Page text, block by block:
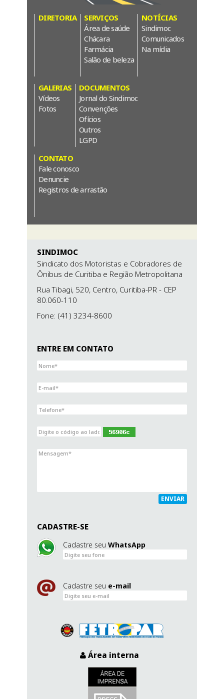
DIRETORIA
SERVIÇOS
Área de saúde
Chácara
Farmácia
Salão de beleza
NOTÍCIAS
Sindimoc
Comunicados
Na mídia
GALERIAS
Vídeos
Fotos
DOCUMENTOS
Jornal do Sindimoc
Convenções
Ofícios
Outros
LGPD
CONTATO
Fale conosco
Denuncie
Registros de arrastão
SINDIMOC
Sindicato dos Motoristas e Cobradores de
Ônibus de Curitiba e Região Metropolitana
Rua Tibagi, 520, Centro, Curitiba-PR - CEP
80.060-110
Fone: (41) 3234-8600
ENTRE EM CONTATO
ENVIAR
CADASTRE-SE
Cadastre seu WhatsApp
Cadastre seu e-mail
Área interna